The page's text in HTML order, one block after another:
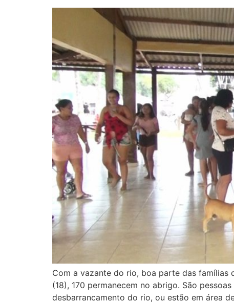
Com a vazante do rio, boa parte das famílias
(18), 170 permanecem no abrigo. São
desbarrancamento do rio, ou estão em área